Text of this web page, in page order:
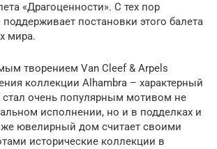
«Драгоценности». С тех пор
постановки этого балета
мира.
творением Van Cleef & Arpels
коллекции Alhambra – характерный
стал очень популярным мотивом не
исполнении, но и в подделках и
ювелирный дом считает своими
исторические коллекции в